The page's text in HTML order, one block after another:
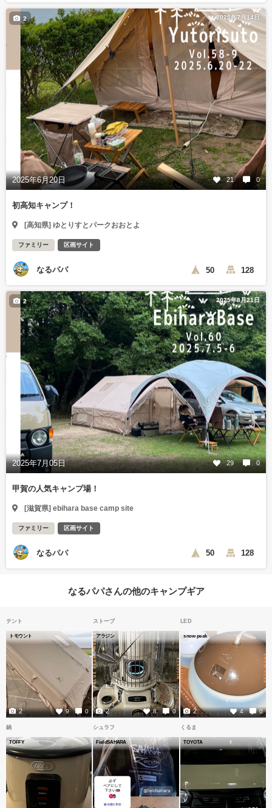
2025年7月14日
2025年6月20日 21 0
2
初高知キャンプ！
[高知県] ゆとりすとパークおおとよ
ファミリー 区画サイト
なるパパ 50 128
2025年8月21日
2025年7月05日 29 0
2
甲賀の人気キャンプ場！
[滋賀県] ebihara base camp site
ファミリー 区画サイト
なるパパ 50 128
なるパパさんの他のキャンプギア
テント
トモウント
9 0
2
ストーブ
アラジン
8 0
2
LED
snow peak
4 0
2
鍋
TOFFY
シュラフ
FieldSAHARA
くるま
TOYOTA